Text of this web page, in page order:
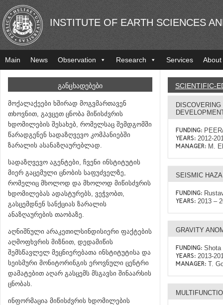
INSTITUTE OF EARTH SCIENCES
Main News Observation Research Services About
ᲒᲐᲜᲪᲮᲐᲓᲔᲑᲔᲑᲘ
მოქალაქეები ხშირად მოგვმართავენ
თხოვნით, გავცეთ ცნობა მიწისძვრის
ხდომილების შესახებ, რომელსაც შემდგომში
წარადგენენ სადაზღვევო კომპანიებში
ზარალის ასანაზღაურებლად.
სადაზღვევო აგენტები, ჩვენი ინსტიტუტის
მიერ გაცემული ცნობის საფუძველზე,
რომელიც მხოლოდ და მხოლოდ მიწისძვრის
ხდომილებას ადასტურებს, ვეჭვობთ,
გასცემდნენ სანქციას ზარალის
ანაზღაურების თაობაზე.
აღნიშნული არაკეთილსინდისიერი ფაქტების
აღმოფხვრის მიზნით, დედამიწის
შემსწავლელ მეცნიერებათა ინსტიტუტისა და
სეისმური მონიტორინგის ეროვნული ცენტრი
დამატებით აღარ გასცემს მსგავსი შინაარსის
ცნობას.
ინფორმაცია მიწისძვრის ხდომილების
SCIENTIFIC-
FUNDING:
YEARS: 2012-
MANAGER: M.
SEISMIC
FUNDING:
YEARS: 2013 –
GRAVITY
FUNDING: Shota
YEARS: 2013-
MANAGER: T.